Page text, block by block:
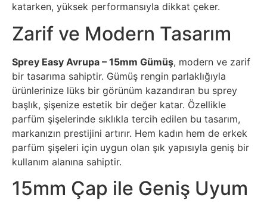
katarken, yüksek performansıyla dikkat çeker.
Zarif ve Modern Tasarım
Sprey Easy Avrupa – 15mm Gümüş, modern ve zarif
bir tasarıma sahiptir. Gümüş rengin parlaklığıyla
ürünlerinize lüks bir görünüm kazandıran bu sprey
başlık, şişenize estetik bir değer katar. Özellikle
parfüm şişelerinde sıklıkla tercih edilen bu tasarım,
markanızın prestijini artırır. Hem kadın hem de erkek
parfüm şişeleri için uygun olan şık yapısıyla geniş bir
kullanım alanına sahiptir.
15mm Çap ile Geniş Uyum